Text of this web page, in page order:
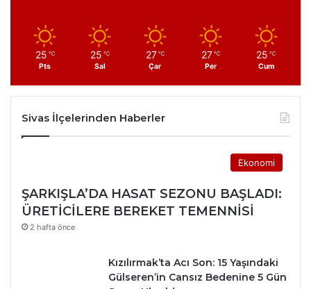
25 ℃
Pts
25 ℃
Sal
27 ℃
Çar
27 ℃
Per
25 ℃
Cum
Sivas İlçelerinden Haberler
Ekonomi
ŞARKIŞLA’DA HASAT SEZONU BAŞLADI:
ÜRETİCİLERE BEREKET TEMENNİSİ
2 hafta önce
Kızılırmak’ta Acı Son: 15 Yaşındaki
Gülseren’in Cansız Bedenine 5 Gün